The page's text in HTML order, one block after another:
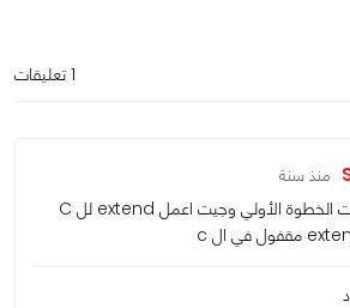
1 تعليقات
منذ سنة
بعد ما عملت الخطوة الأولي وجيت اعمل extend لل C